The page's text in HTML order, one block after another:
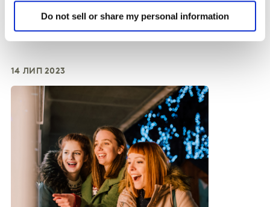
Do not sell or share my personal information
Чому важливо бути відмінним у
часи кризи
14 ЛИП 2023